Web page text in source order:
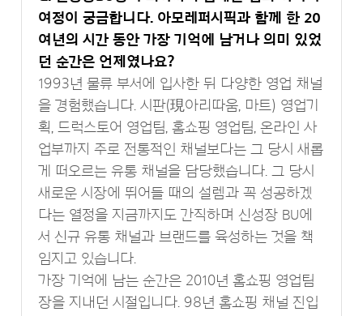
여정이 궁금합니다. 아모레퍼시픽과 함께 한 20
여년의 시간 동안 가장 기억에 남거나 의미 있었
던 순간은 언제였나요?
1993년 물류 부서에 입사한 뒤 다양한 영업 채널
을 경험했습니다. 시판(現아리따움, 마트) 영업기
획, 드럭스토어 영업팀, 홈쇼핑 영업팀, 온라인 사
업부까지 주로 전통적인 채널보다는 그 당시 새롭
게 떠오르는 유통 채널을 담당했습니다. 그 당시
새로운 시장에 뛰어들 때의 설렘과 꼭 성공하겠
다는 열정을 지금까지도 간직하며 신성장 BU에
서 신규 유통 채널과 브랜드를 육성하는 것을 책
임지고 있습니다.
가장 기억에 남는 순간은 2010년 홈쇼핑 영업팀
장을 지내던 시절입니다. 98년 홈쇼핑 채널 진입